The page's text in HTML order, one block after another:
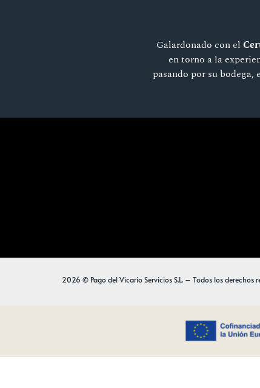
Galardonado con el
en torno a la
pasando por su
2026 © Pago del Vicario Servicios S.L. – Todos los derechos